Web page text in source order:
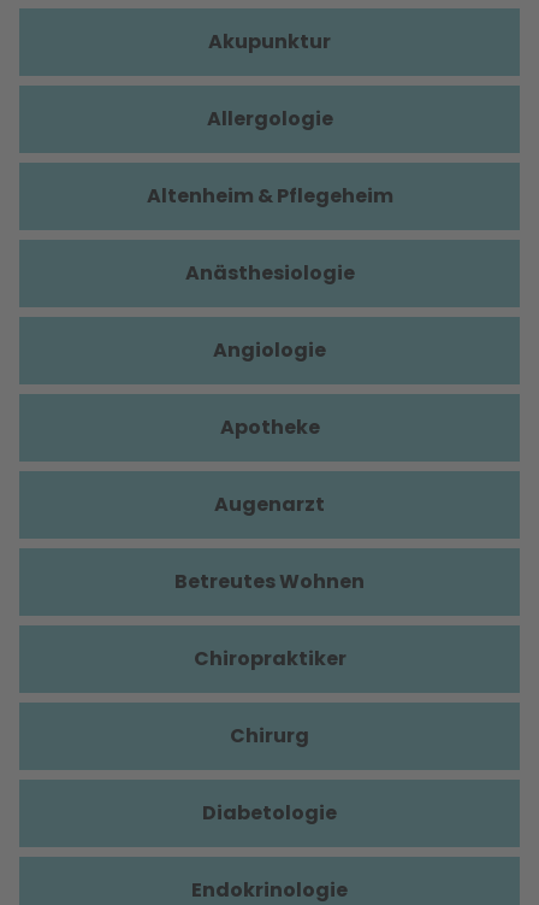
Akupunktur
Allergologie
Altenheim & Pflegeheim
Anästhesiologie
Angiologie
Apotheke
Augenarzt
Betreutes Wohnen
Chiropraktiker
Chirurg
Diabetologie
Endokrinologie